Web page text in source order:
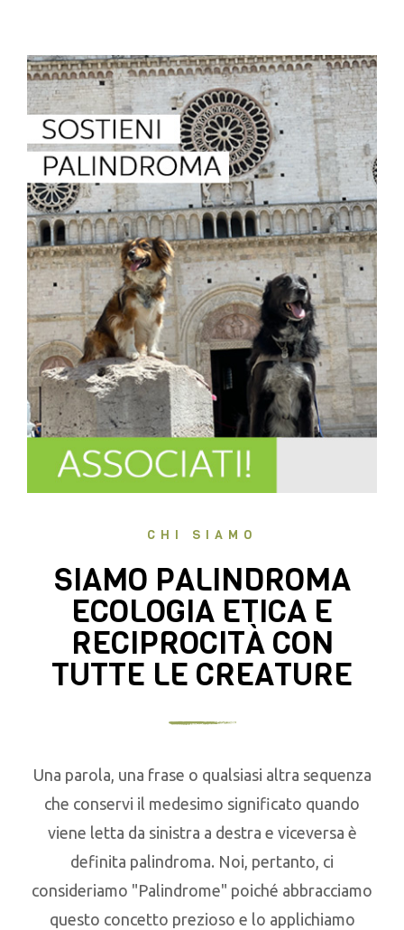
CHI SIAMO
SIAMO PALINDROMA
ECOLOGIA ETICA E
RECIPROCITÀ CON
TUTTE LE CREATURE
Una parola, una frase o qualsiasi altra sequenza
che conservi il medesimo significato quando
viene letta da sinistra a destra e viceversa è
definita palindroma. Noi, pertanto, ci
consideriamo "Palindrome" poiché abbracciamo
questo concetto prezioso e lo applichiamo